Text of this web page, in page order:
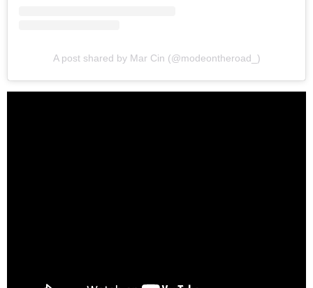
A post shared by Mar Cin (@modeontheroad_)